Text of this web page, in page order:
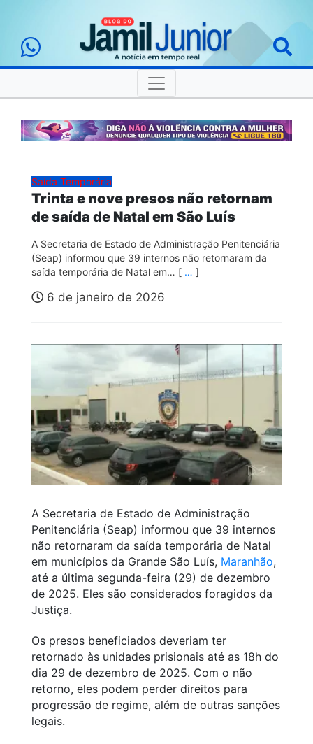
Saída Temporária
Trinta e nove presos não retornam
de saída de Natal em São Luís
A Secretaria de Estado de Administração Penitenciária
(Seap) informou que 39 internos não retornaram da
saída temporária de Natal em… [ … ]
6 de janeiro de 2026
A Secretaria de Estado de Administração
Penitenciária (Seap) informou que 39 internos
não retornaram da saída temporária de Natal
em municípios da Grande São Luís, Maranhão,
até a última segunda-feira (29) de dezembro
de 2025. Eles são considerados foragidos da
Justiça.
Os presos beneficiados deveriam ter
retornado às unidades prisionais até as 18h do
dia 29 de dezembro de 2025. Com o não
retorno, eles podem perder direitos para
progressão de regime, além de outras sanções
legais.